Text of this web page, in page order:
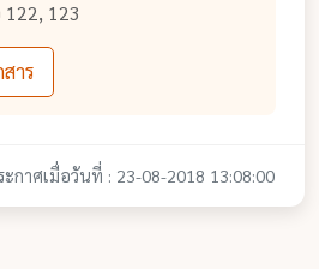
123
าร
ะกาศเมื่อวันที่ : 23-08-2018 13:08:00